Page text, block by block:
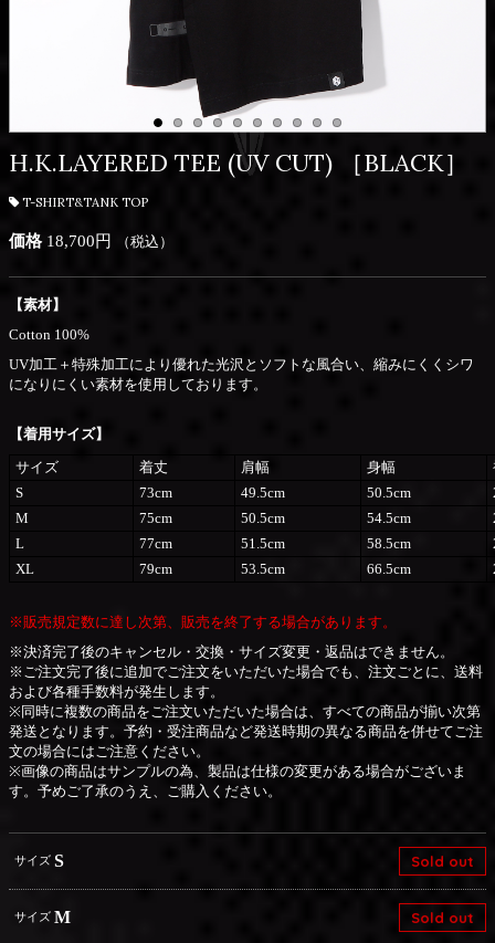
H.K.LAYERED TEE (UV CUT) ［BLACK］
T-SHIRT&TANK TOP
価格 18,700円 （税込）
【素材】
Cotton 100%
UV加工＋特殊加工により優れた光沢とソフトな風合い、縮みにくくシワ
になりにくい素材を使用しております。
【着用サイズ】
サイズ
着丈 肩幅 身幅
S
73cm 49.5cm 50.5cm
M
75cm 50.5cm 54.5cm
L
77cm 51.5cm 58.5cm
XL
79cm 53.5cm 66.5cm
※販売規定数に達し次第、販売を終了する場合があります。
※決済完了後のキャンセル・交換・サイズ変更・返品はできません。
※ご注文完了後に追加でご注文をいただいた場合でも、注文ごとに、送料
および各種手数料が発生します。
※同時に複数の商品をご注文いただいた場合は、すべての商品が揃い次第
発送となります。予約・受注商品など発送時期の異なる商品を併せてご注
文の場合にはご注意ください。
※画像の商品はサンプルの為、製品は仕様の変更がある場合がございま
す。予めご了承のうえ、ご購入ください。
サイズ S Sold out
サイズ M Sold out